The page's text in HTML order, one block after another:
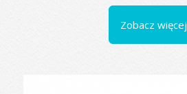
Zobacz więcej